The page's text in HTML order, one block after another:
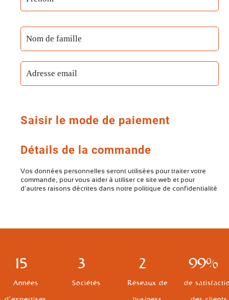
Saisir le mode de paiement
Détails de la commande
Vos données personnelles seront utilisées pour traiter votre
commande, pour vous aider à utiliser ce site web et pour
d'autres raisons décrites dans notre politique de confidentialité
15
Années
3
Sociétés
2
Réseaux de
99%
de